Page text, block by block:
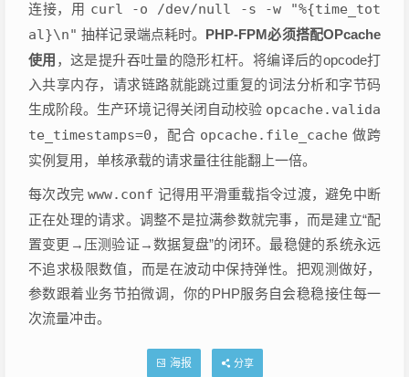
连接，用 curl -o /dev/null -s -w "%{time_tot
al}\n" 抽样记录端点耗时。 PHP-FPM必须搭配OPcache
使用 ，这是提升吞吐量的隐形杠杆。将编译后的opcode打
入共享内存，请求链路就能跳过重复的词法分析和字节码
生成阶段。生产环境记得关闭自动校验 opcache.valida
te_timestamps=0 ，配合 opcache.file_cache 做跨
实例复用，单核承载的请求量往往能翻上一倍。
每次改完www.conf 记得用平滑重载指令过渡，避免中断
正在处理的请求。调整不是拉满参数就完事，而是建立“配
置变更→压测验证→数据复盘”的闭环。最稳健的系统永远
不追求极限数值，而是在波动中保持弹性。把观测做好，
参数跟着业务节拍微调，你的PHP服务自会稳稳接住每一
次流量冲击。
海报 分享